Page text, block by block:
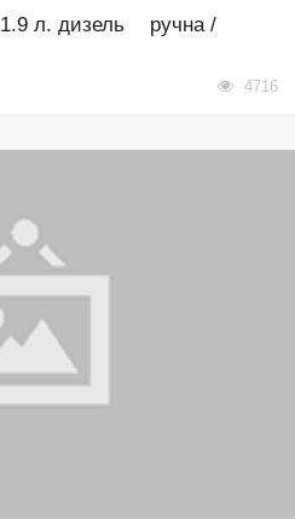
1.9 л. дизель
ручна /
4716